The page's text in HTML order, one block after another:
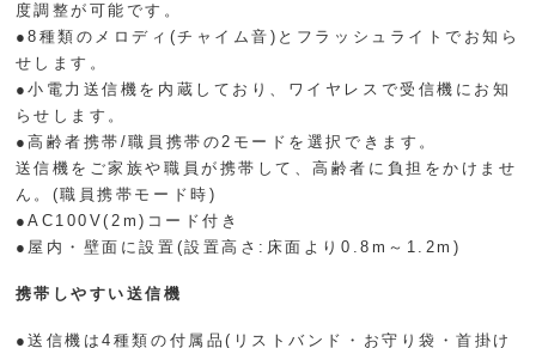
度調整が可能です。
●8種類のメロディ(チャイム音)とフラッシュライトでお知ら
せします。
●小電力送信機を内蔵しており、ワイヤレスで受信機にお知
らせします。
●高齢者携帯/職員携帯の2モードを選択できます。
送信機をご家族や職員が携帯して、高齢者に負担をかけませ
ん。(職員携帯モード時)
●AC100V(2m)コード付き
●屋内・壁面に設置(設置高さ:床面より0.8m～1.2m)
携帯しやすい送信機
●送信機は4種類の付属品(リストバンド・お守り袋・首掛け